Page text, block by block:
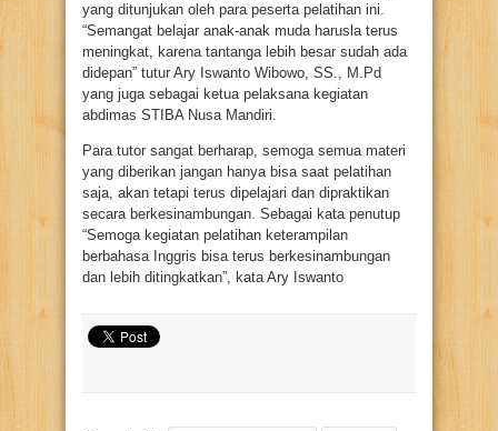
yang ditunjukan oleh para peserta pelatihan ini.
“Semangat belajar anak-anak muda harusla terus
meningkat, karena tantanga lebih besar sudah ada
didepan” tutur Ary Iswanto Wibowo, SS., M.Pd
yang juga sebagai ketua pelaksana kegiatan
abdimas STIBA Nusa Mandiri.
Para tutor sangat berharap, semoga semua materi
yang diberikan jangan hanya bisa saat pelatihan
saja, akan tetapi terus dipelajari dan dipraktikan
secara berkesinambungan. Sebagai kata penutup
“Semoga kegiatan pelatihan keterampilan
berbahasa Inggris bisa terus berkesinambungan
dan lebih ditingkatkan”, kata Ary Iswanto